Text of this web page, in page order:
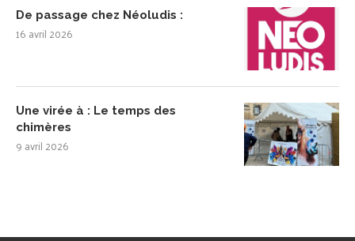
De passage chez Néoludis :
16 avril 2026
Une virée à : Le temps des
chimères
9 avril 2026